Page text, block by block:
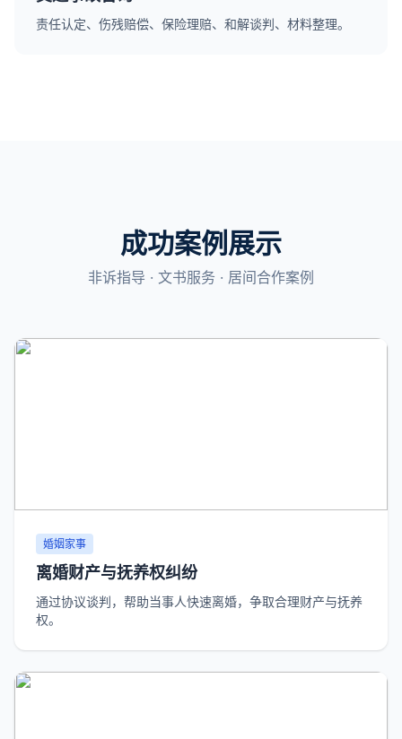
责任认定、伤残赔偿、保险理赔、和解谈判、材料整理。
成功案例展示
非诉指导 · 文书服务 · 居间合作案例
婚姻家事
离婚财产与抚养权纠纷
通过协议谈判，帮助当事人快速离婚，争取合理财产与抚养
权。